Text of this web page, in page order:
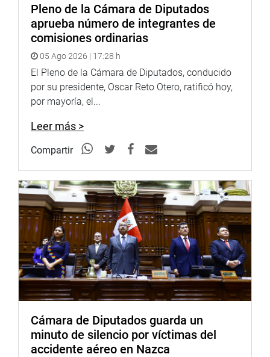
Pleno de la Cámara de Diputados
aprueba número de integrantes de
comisiones ordinarias
05 Ago 2026 | 17:28 h
El Pleno de la Cámara de Diputados, conducido
por su presidente, Oscar Reto Otero, ratificó hoy,
por mayoría, el...
Leer más >
Compartir
Cámara de Diputados guarda un
minuto de silencio por víctimas del
accidente aéreo en Nazca